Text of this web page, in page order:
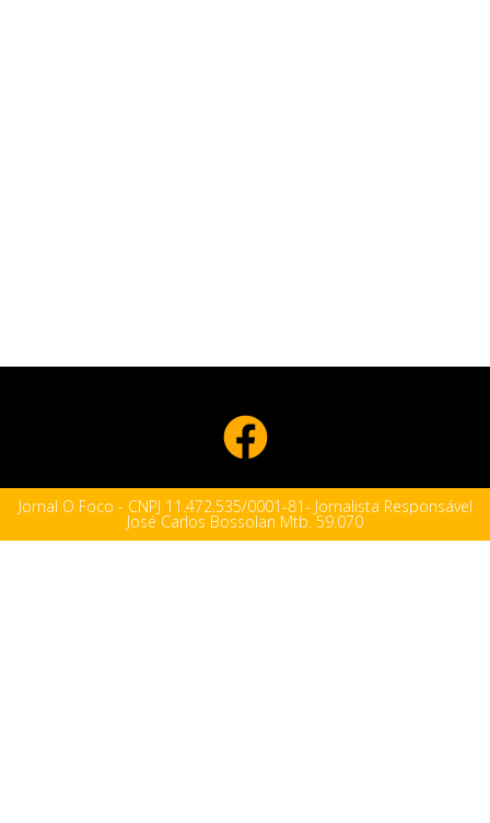
Jornal O Foco - CNPJ 11.472.535/0001-81- Jornalista Responsável
José Carlos Bossolan Mtb. 59.070